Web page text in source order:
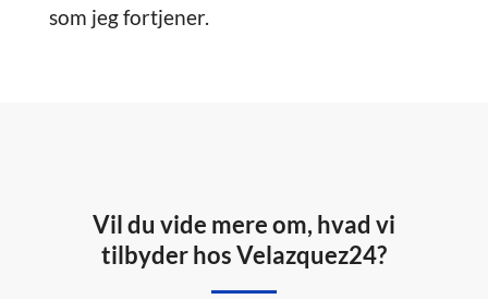
som jeg fortjener.
Vil du vide mere om, hvad vi
tilbyder hos Velazquez24?